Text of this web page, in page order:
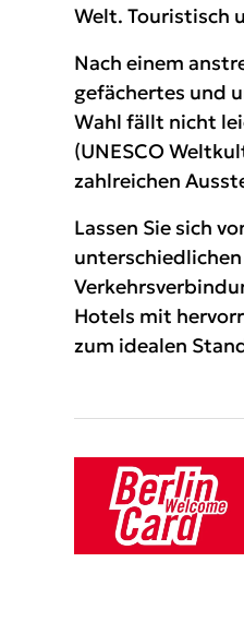
Welt. Touristisch
Nach einem
gefächertes und
Wahl fällt nicht
(UNESCO
zahlreichen
Lassen Sie sich
Hotels mit
zum idealen